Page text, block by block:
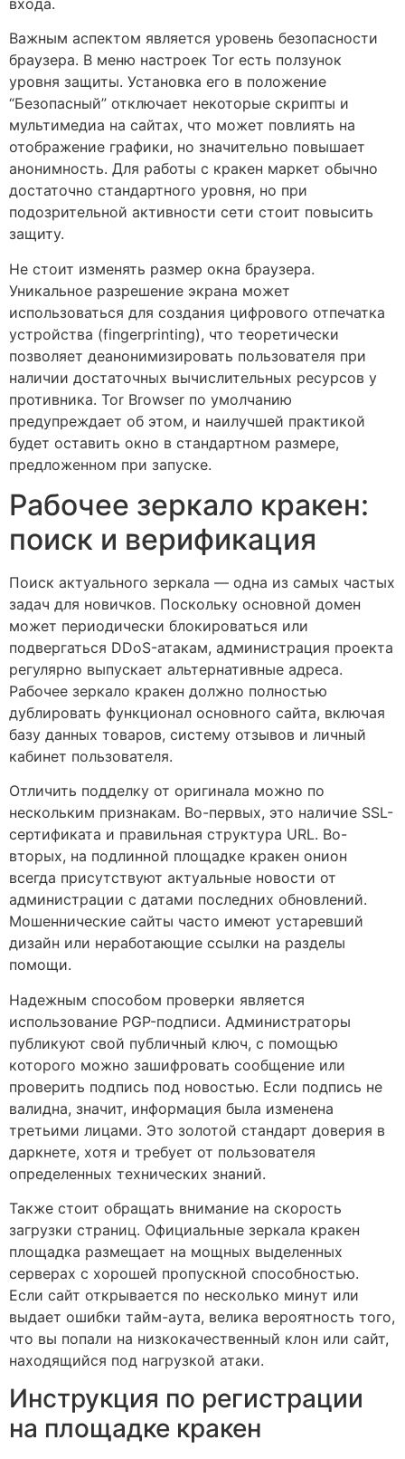
Важным аспектом является уровень безопасности
браузера. В меню настроек Tor есть ползунок
уровня защиты. Установка его в положение
“Безопасный” отключает некоторые скрипты и
мультимедиа на сайтах, что может повлиять на
отображение графики, но значительно повышает
анонимность. Для работы с кракен маркет обычно
достаточно стандартного уровня, но при
подозрительной активности сети стоит повысить
защиту.
Не стоит изменять размер окна браузера.
Уникальное разрешение экрана может
использоваться для создания цифрового отпечатка
устройства (fingerprinting), что теоретически
позволяет деанонимизировать пользователя при
наличии достаточных вычислительных ресурсов у
противника. Tor Browser по умолчанию
предупреждает об этом, и наилучшей практикой
будет оставить окно в стандартном размере,
предложенном при запуске.
Рабочее зеркало кракен:
поиск и верификация
Поиск актуального зеркала — одна из самых частых
задач для новичков. Поскольку основной домен
может периодически блокироваться или
подвергаться DDoS-атакам, администрация проекта
регулярно выпускает альтернативные адреса.
Рабочее зеркало кракен должно полностью
дублировать функционал основного сайта, включая
базу данных товаров, систему отзывов и личный
кабинет пользователя.
Отличить подделку от оригинала можно по
нескольким признакам. Во-первых, это наличие SSL-
сертификата и правильная структура URL. Во-
вторых, на подлинной площадке кракен онион
всегда присутствуют актуальные новости от
администрации с датами последних обновлений.
Мошеннические сайты часто имеют устаревший
дизайн или неработающие ссылки на разделы
помощи.
Надежным способом проверки является
использование PGP-подписи. Администраторы
публикуют свой публичный ключ, с помощью
которого можно зашифровать сообщение или
проверить подпись под новостью. Если подпись не
валидна, значит, информация была изменена
третьими лицами. Это золотой стандарт доверия в
даркнете, хотя и требует от пользователя
определенных технических знаний.
Также стоит обращать внимание на скорость
загрузки страниц. Официальные зеркала кракен
площадка размещает на мощных выделенных
серверах с хорошей пропускной способностью.
Если сайт открывается по несколько минут или
выдает ошибки тайм-аута, велика вероятность того,
что вы попали на низкокачественный клон или сайт,
находящийся под нагрузкой атаки.
Инструкция по регистрации
на площадке кракен